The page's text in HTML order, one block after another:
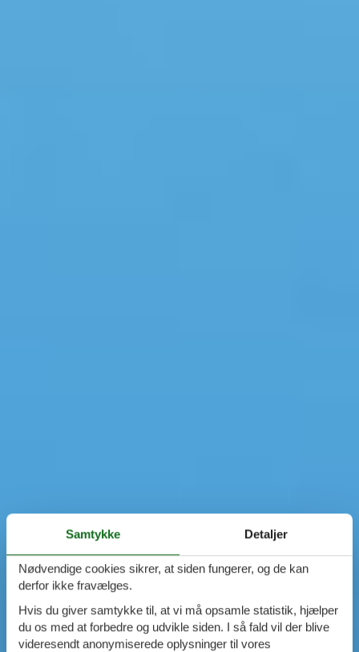
Samtykke Detaljer
Nødvendige cookies sikrer, at siden fungerer, og de kan
derfor ikke fravælges.
Hvis du giver samtykke til, at vi må opsamle statistik, hjælper
du os med at forbedre og udvikle siden. I så fald vil der blive
videresendt anonymiserede oplysninger til vores